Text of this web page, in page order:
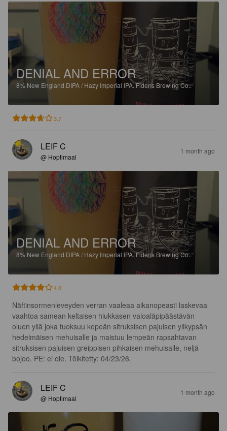
DENIAL AND ERROR
8% New England DIPA / Hazy Imperial IPA.Fidens Brewing Co..
3.7
LEIF C
@ Hoptimaal
1 month ago
DENIAL AND ERROR
8% New England DIPA / Hazy Imperial IPA.Fidens Brewing Co..
4.0
Näftinsormenleveyden verran vaaleaa aikanopeasti laskevaa
vaahtoa samean keltaisen hiukkasen valoaläpipäästävän
oluen yllä joka tuoksuu kepeän sitruksisen pajuisen ylikypsän
hedelmäisen mehuisalle ja maistuu lempeän rapsahtavan
sitruksisen pajuisen greippisen pihkaisen mehuisalle, neljä
bojoo. PE: ei ole. Tölkitetty: 04/23/26.
LEIF C
@ Hoptimaal
1 month ago